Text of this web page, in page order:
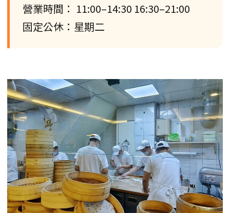
營業時間： 11:00–14:30 16:30–21:00
固定公休：星期二